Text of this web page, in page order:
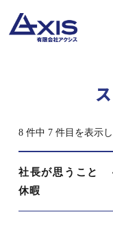
8 件中 7 件目を表示し
社長が思うこと
休暇